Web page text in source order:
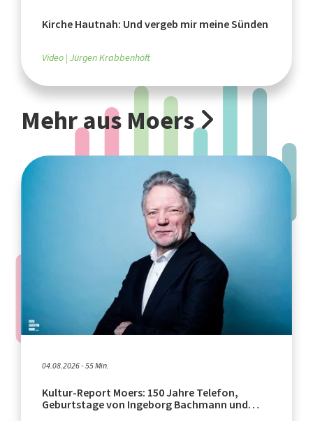
Kirche Hautnah: Und vergeb mir meine Sünden
Video Jürgen Krabbenhöft
Mehr aus Moers
04.08.2026 - 55 Min.
Kultur-Report Moers: 150 Jahre Telefon,
Geburtstage von Ingeborg Bachmann und